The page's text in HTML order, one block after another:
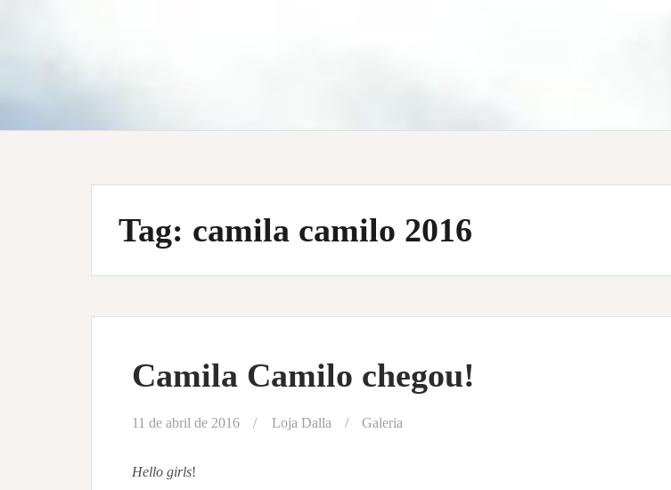
Tag: camila camilo 2016
Camila Camilo chegou!
11 de abril de 2016 Loja Dalla Galeria
Hello girls!